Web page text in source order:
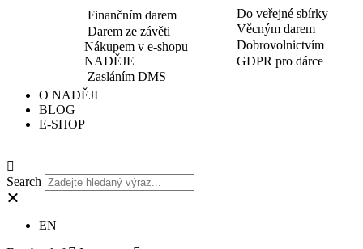
Finančním darem
Darem ze závěti
Nákupem v e-shopu
NADĚJE
Zasláním DMS
Do veřejné sbírky
Věcným darem
Dobrovolnictvím
GDPR pro dárce
O NADĚJI
BLOG
E-SHOP
Search
EN